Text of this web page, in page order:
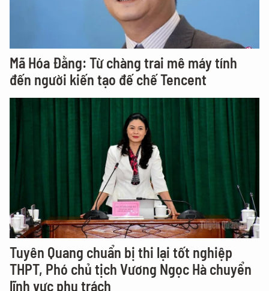
Mã Hóa Đằng: Từ chàng trai mê máy tính
đến người kiến tạo đế chế Tencent
Tuyên Quang chuẩn bị thi lại tốt nghiệp
THPT, Phó chủ tịch Vương Ngọc Hà chuyển
lĩnh vực phụ trách